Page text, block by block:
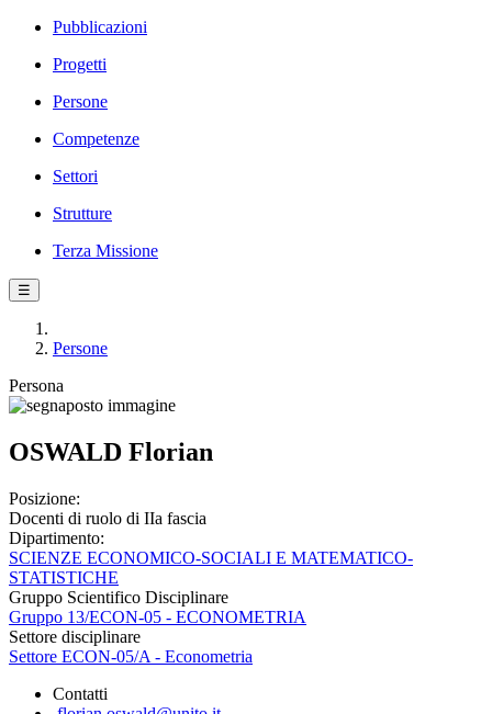
Pubblicazioni
Progetti
Persone
Competenze
Settori
Strutture
Terza Missione
☰
Persone
Persona
OSWALD Florian
Posizione:
Docenti di ruolo di IIa fascia
Dipartimento:
SCIENZE ECONOMICO-SOCIALI E MATEMATICO-
STATISTICHE
Gruppo Scientifico Disciplinare
Gruppo 13/ECON-05 - ECONOMETRIA
Settore disciplinare
Settore ECON-05/A - Econometria
Contatti